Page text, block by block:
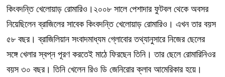
কিংবদন্তি খেলোয়াড় রোমারিও।২০০৮ সালে পেশাদার ফুটবল থেকে অবসর
নিয়েছিলেন ব্রাজিলের সাবেক কিংবদন্তি খেলোয়াড় রোমারিও। এখন তার বয়স
৫৮ বছর। ব্রাজিলিয়ান সংবাদমাধ্যম গ্লোবোর তথ্যানুসারে নিজের ছেলের
সঙ্গে খেলার স্বপ্ন পূরণ করতেই মাঠে ফিরছেন তিনি। তার ছেলে রোমারিনিওর
বয়স ৩০ বছর। তিনি খেলেন রিও ডি জেনিরোর ক্লাব আমেরিকার হয়ে।